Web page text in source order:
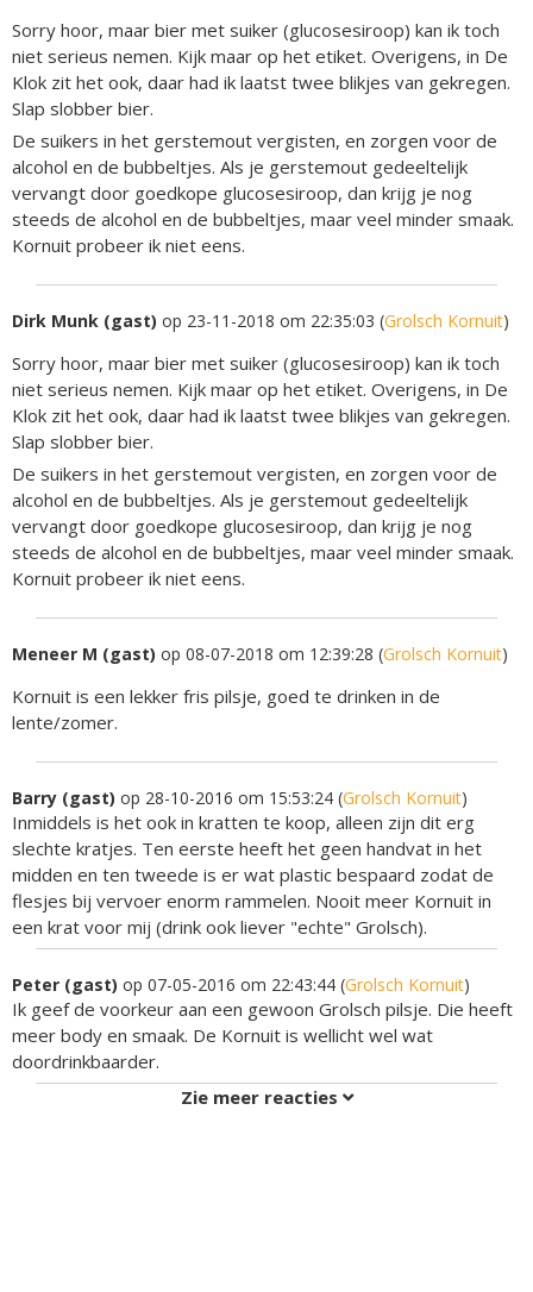
Sorry hoor, maar bier met suiker (glucosesiroop) kan ik toch
niet serieus nemen. Kijk maar op het etiket. Overigens, in De
Klok zit het ook, daar had ik laatst twee blikjes van gekregen.
Slap slobber bier.
De suikers in het gerstemout vergisten, en zorgen voor de
alcohol en de bubbeltjes. Als je gerstemout gedeeltelijk
vervangt door goedkope glucosesiroop, dan krijg je nog
steeds de alcohol en de bubbeltjes, maar veel minder smaak.
Kornuit probeer ik niet eens.
Dirk Munk (gast) op 23-11-2018 om 22:35:03 (Grolsch Kornuit)
Sorry hoor, maar bier met suiker (glucosesiroop) kan ik toch
niet serieus nemen. Kijk maar op het etiket. Overigens, in De
Klok zit het ook, daar had ik laatst twee blikjes van gekregen.
Slap slobber bier.
De suikers in het gerstemout vergisten, en zorgen voor de
alcohol en de bubbeltjes. Als je gerstemout gedeeltelijk
vervangt door goedkope glucosesiroop, dan krijg je nog
steeds de alcohol en de bubbeltjes, maar veel minder smaak.
Kornuit probeer ik niet eens.
Meneer M (gast) op 08-07-2018 om 12:39:28 (Grolsch Kornuit)
Kornuit is een lekker fris pilsje, goed te drinken in de
lente/zomer.
Barry (gast) op 28-10-2016 om 15:53:24 (Grolsch Kornuit)
Inmiddels is het ook in kratten te koop, alleen zijn dit erg
slechte kratjes. Ten eerste heeft het geen handvat in het
midden en ten tweede is er wat plastic bespaard zodat de
flesjes bij vervoer enorm rammelen. Nooit meer Kornuit in
een krat voor mij (drink ook liever "echte" Grolsch).
Peter (gast) op 07-05-2016 om 22:43:44 (Grolsch Kornuit)
Ik geef de voorkeur aan een gewoon Grolsch pilsje. Die heeft
meer body en smaak. De Kornuit is wellicht wel wat
doordrinkbaarder.
Zie meer reacties